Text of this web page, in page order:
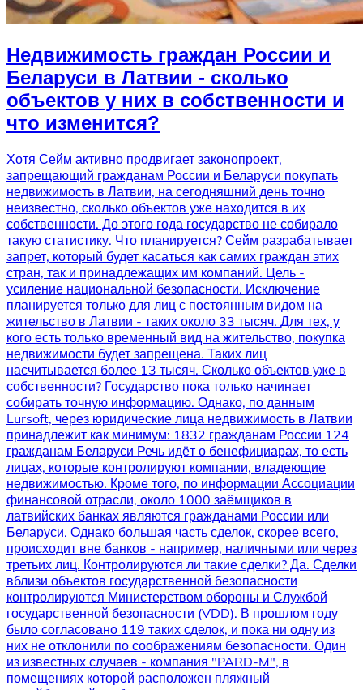
Недвижимость граждан России и
Беларуси в Латвии - сколько
объектов у них в собственности и
что изменится?
Хотя Сейм активно продвигает законопроект,
запрещающий гражданам России и Беларуси покупать
недвижимость в Латвии, на сегодняшний день точно
неизвестно, сколько объектов уже находится в их
собственности. До этого года государство не собирало
такую статистику. Что планируется? Сейм разрабатывает
запрет, который будет касаться как самих граждан этих
стран, так и принадлежащих им компаний. Цель -
усиление национальной безопасности. Исключение
планируется только для лиц с постоянным видом на
жительство в Латвии - таких около 33 тысяч. Для тех, у
кого есть только временный вид на жительство, покупка
недвижимости будет запрещена. Таких лиц
насчитывается более 13 тысяч. Сколько объектов уже в
собственности? Государство пока только начинает
собирать точную информацию. Однако, по данным
Lursoft, через юридические лица недвижимость в Латвии
принадлежит как минимум: 1832 гражданам России 124
гражданам Беларуси Речь идёт о бенефициарах, то есть
лицах, которые контролируют компании, владеющие
недвижимостью. Кроме того, по информации Ассоциации
финансовой отрасли, около 1000 заёмщиков в
латвийских банках являются гражданами России или
Беларуси. Однако большая часть сделок, скорее всего,
происходит вне банков - например, наличными или через
третьих лиц. Контролируются ли такие сделки? Да. Сделки
вблизи объектов государственной безопасности
контролируются Министерством обороны и Службой
государственной безопасности (VDD). В прошлом году
было согласовано 119 таких сделок, и пока ни одну из
них не отклонили по соображениям безопасности. Один
из известных случаев - компания "PARD-M", в
помещениях которой расположен пляжный